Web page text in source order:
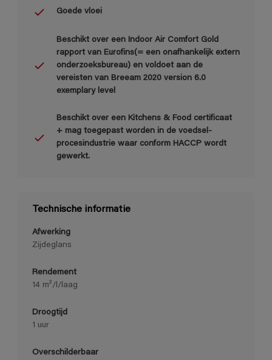
Goede vloei
Beschikt over een Indoor Air Comfort Gold
rapport van Eurofins(= een onafhankelijk extern
onderzoeksbureau) en voldoet aan de
vereisten van Breeam 2020 version 6.0
exemplary level
Beschikt over een Kitchens & Food certificaat
+ mag toegepast worden in de voedsel-
procesindustrie waar conform HACCP wordt
gewerkt.
Technische informatie
Afwerking
Zijdeglans
Rendement
14 m²/l/laag
Droogtijd
1 uur
Overschilderbaar